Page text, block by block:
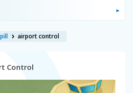
airport control
Control